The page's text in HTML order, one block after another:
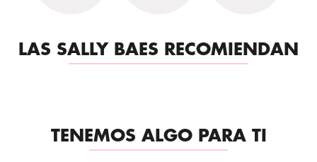
LAS SALLY BAES RECOMIENDAN
TENEMOS ALGO PARA TI